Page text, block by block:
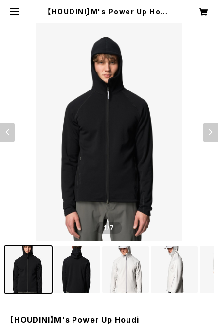
【HOUDINI】M's Power Up Houd
1/7
【HOUDINI】M's Power Up Houdi